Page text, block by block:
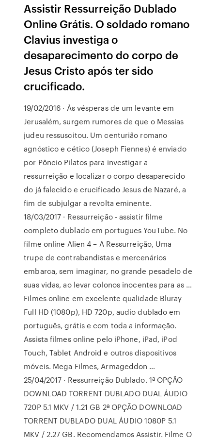
Assistir Ressurreição Dublado
Online Grátis. O soldado romano
Clavius investiga o
desaparecimento do corpo de
Jesus Cristo após ter sido
crucificado.
19/02/2016 · Às vésperas de um levante em
Jerusalém, surgem rumores de que o Messias
judeu ressuscitou. Um centurião romano
agnóstico e cético (Joseph Fiennes) é enviado
por Pôncio Pilatos para investigar a
ressurreição e localizar o corpo desaparecido
do já falecido e crucificado Jesus de Nazaré, a
fim de subjulgar a revolta eminente.
18/03/2017 · Ressurreição - assistir filme
completo dublado em portugues YouTube. No
filme online Alien 4 – A Ressurreição, Uma
trupe de contrabandistas e mercenários
embarca, sem imaginar, no grande pesadelo de
suas vidas, ao levar colonos inocentes para as …
Filmes online em excelente qualidade Bluray
Full HD (1080p), HD 720p, audio dublado em
português, grátis e com toda a informação.
Assista filmes online pelo iPhone, iPad, iPod
Touch, Tablet Android e outros dispositivos
móveis. Mega Filmes, Armageddon …
25/04/2017 · Ressurreição Dublado. 1ª OPÇÃO
DOWNLOAD TORRENT DUBLADO DUAL ÁUDIO
720P 5.1 MKV / 1.21 GB 2ª OPÇÃO DOWNLOAD
TORRENT DUBLADO DUAL ÁUDIO 1080P 5.1
MKV / 2.27 GB. Recomendamos Assistir. Filme O